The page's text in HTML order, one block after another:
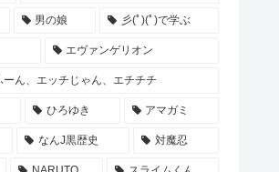
男の娘 彡(ﾟ)(ﾟ)で学ぶ
エヴァンゲリオン
ーん、エッチじゃん、エチチチ
ひろゆき アマガミ
なんJ黒歴史 対魔忍